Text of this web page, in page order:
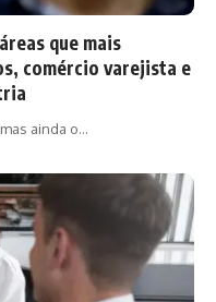
que mais
comércio varejista e
ainda o…